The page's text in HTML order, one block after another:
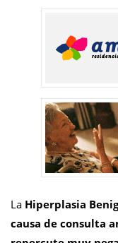
La Hiperplasia
causa de consulta